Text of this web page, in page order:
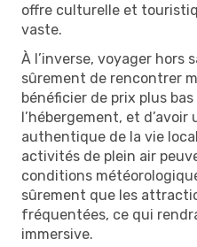
offre culturelle et
vaste.
À l’inverse, voyager hors
sûrement de rencontrer
bénéficier de prix plus
l’hébergement, et d’avoir
authentique de la vie
activités de plein air
conditions
sûrement que les
fréquentées, ce qui
immersive.